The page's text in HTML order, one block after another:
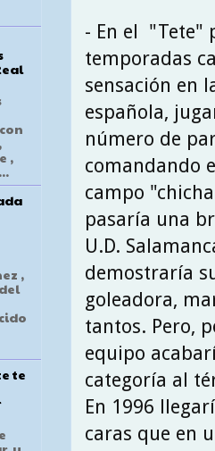
- En el "Tete"
temporadas
sensación en
española,
número de
comandando
campo
pasaría una
U.D.
demostraría
goleadora,
tantos. Pero,
equipo
categoría al
En 1996
caras que en
,
,
te